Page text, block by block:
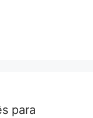
para